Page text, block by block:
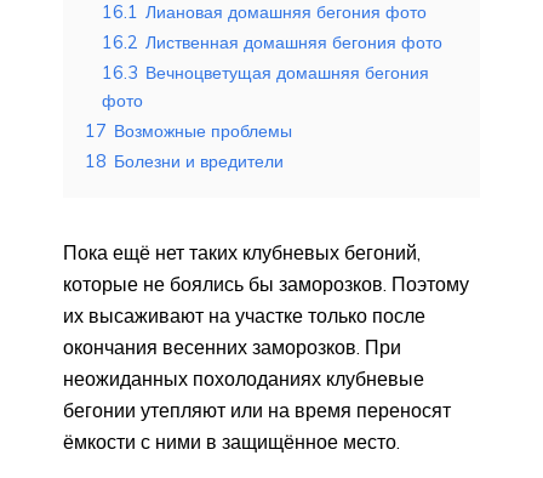
16.1 Лиановая домашняя бегония фото
16.2 Лиственная домашняя бегония фото
16.3 Вечноцветущая домашняя бегония
фото
17 Возможные проблемы
18 Болезни и вредители
Пока ещё нет таких клубневых бегоний,
которые не боялись бы заморозков. Поэтому
их высаживают на участке только после
окончания весенних заморозков. При
неожиданных похолоданиях клубневые
бегонии утепляют или на время переносят
ёмкости с ними в защищённое место.